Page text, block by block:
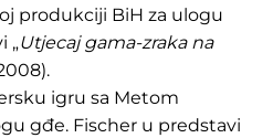
produkciji BiH za ulogu
„Utjecaj gama-zraka na
igru sa Metom
gđe. Fischer u predstavi